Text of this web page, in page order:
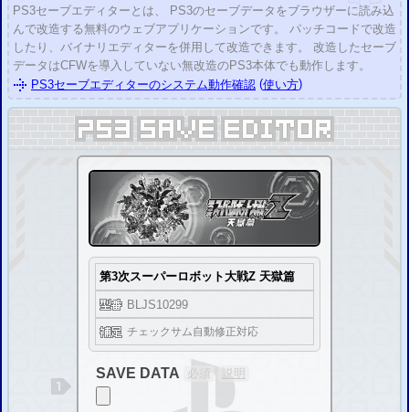
「PSPセーブエディター」を公開しました。
2018/05/16
「PSPセーブエディター掲示板」を公開しました。
2018/01/13
「GTA SA」の改造に対応しました。
2018/01/10
」の改造に対応しました。
CYBER セーブエディター (PS4用)の 3月発売が公表されました。
セーブエディター掲示板は 3月に公開予定 )
」の 改造 (復号化／暗号化) に対応しました。
(Ver.1.00～1.04)の 改造 (復号化／暗号化)
スーパーロボット大戦OG ムーン・デュエラーズ 」の 改造
セーブエディター掲示板を公開 改造コード、解析情報、セーブデータ配信、など
パッチコード改造掲示板 PS3
セーブデータ投稿掲示板
3DSパッチコード改造掲示板
3DSセーブデータ投稿掲示板
ドラゴンクエストヒーローズ2 」のセーブデータは二重暗号化されていま
RPGツクールVX／Aceセーブエディター
を公開
PS3セーブエディターとは、 PS3のセーブデータをブラウザーに読み込
んで改造する無料のウェブアプリケーションです。 パッチコードで改造
したり、バイナリエディターを併用して改造できます。 改造したセーブ
データはCFWを導入していない無改造のPS3本体でも動作します。
PS3セーブエディターのシステム動作確認 (使い方)
SAVE DATA 必須 説明